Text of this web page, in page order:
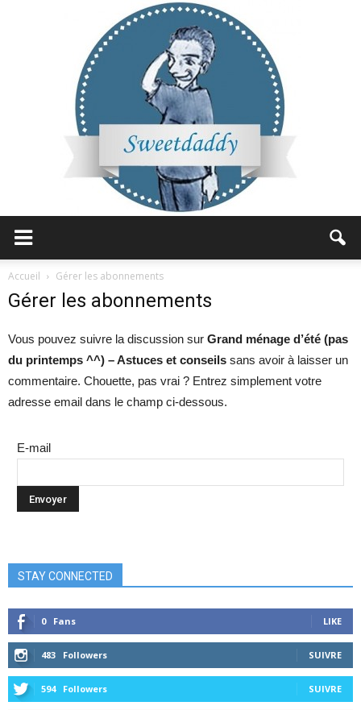
Accueil Gérer les abonnements
Gérer les abonnements
Vous pouvez suivre la discussion sur Grand ménage d’été (pas
du printemps ^^) – Astuces et conseils sans avoir à laisser un
commentaire. Chouette, pas vrai ? Entrez simplement votre
adresse email dans le champ ci-dessous.
E-mail
STAY CONNECTED
0 Fans LIKE
483 Followers SUIVRE
594 Followers SUIVRE